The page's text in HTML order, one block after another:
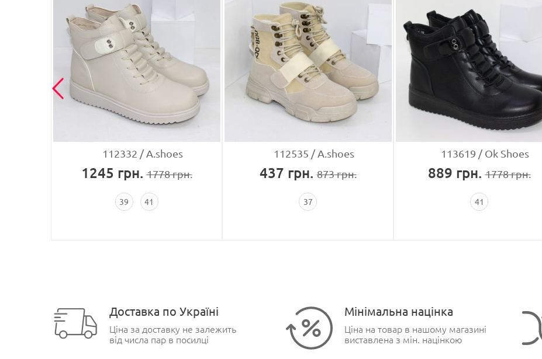
112332 A.shoes
1245 грн. 1778грн.
39 41
112535 A.shoes
437 грн. 873грн.
37
113619 Ok Shoes
889 грн. 1778грн.
41
Доставка по Україні
Ціна за доставку не залежить
від числа пар в посилці
Мінімальна націнка
Ціна на товар в нашому магазині
виставлена з мін. націнкою